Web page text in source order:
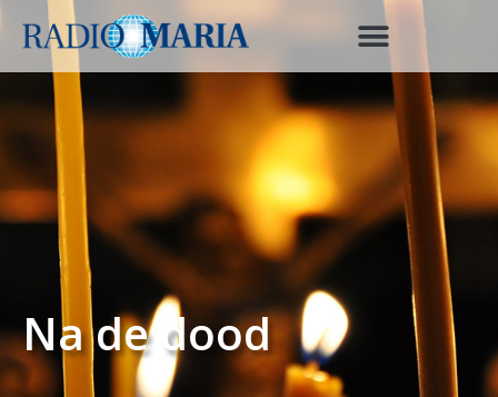
Na de dood